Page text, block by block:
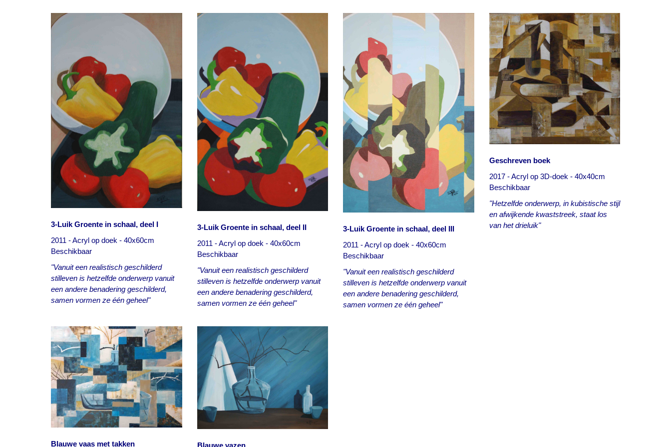
3-Luik Groente in schaal, deel I
2011 - Acryl op doek - 40x60cm
Beschikbaar
"Vanuit een realistisch geschilderd
stilleven is hetzelfde onderwerp vanuit
een andere benadering geschilderd,
samen vormen ze één geheel"
3-Luik Groente in schaal, deel II
2011 - Acryl op doek - 40x60cm
Beschikbaar
"Vanuit een realistisch geschilderd
stilleven is hetzelfde onderwerp vanuit
een andere benadering geschilderd,
samen vormen ze één geheel"
3-Luik Groente in schaal, deel III
2011 - Acryl op doek - 40x60cm
Beschikbaar
"Vanuit een realistisch geschilderd
stilleven is hetzelfde onderwerp vanuit
een andere benadering geschilderd,
samen vormen ze één geheel"
Geschreven boek
2017 - Acryl op 3D-doek - 40x40cm
Beschikbaar
"Hetzelfde onderwerp, in kubistische stijl
en afwijkende kwaststreek, staat los
van het drieluik"
Blauwe vaas met takken Blauwe vazen